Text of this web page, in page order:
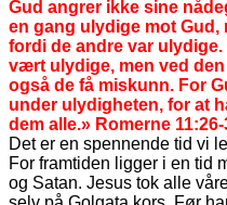
Gud angrer ikke sine
en gang ulydige mot Gud,
fordi de andre var ulydige.
vært ulydige, men ved
også de få miskunn. For
under ulydigheten, for at
dem alle.» Romerne 11:26-
Det er en spennende tid vi
For framtiden ligger i en tid
og Satan. Jesus tok alle